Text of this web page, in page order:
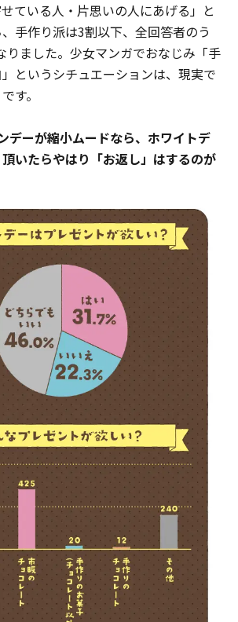
ている人・片思いの人にあげる」と
手作り派は3割以下、全回答者のう
りました。少女マンガでおなじみ「手
というシチュエーションは、現実で
す。
デーが縮小ムードなら、ホワイトデ
いたらやはり「お返し」はするのが